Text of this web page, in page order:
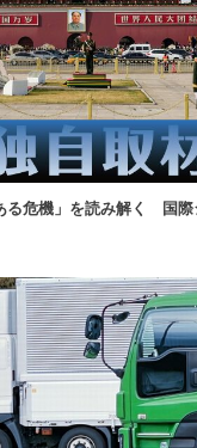
る危機」を読み解く 国際